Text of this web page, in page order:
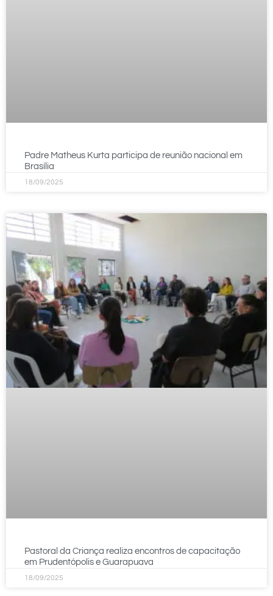
Padre Matheus Kurta participa de reunião nacional em
Brasília
18/09/2025
Pastoral da Criança realiza encontros de capacitação
em Prudentópolis e Guarapuava
18/09/2025